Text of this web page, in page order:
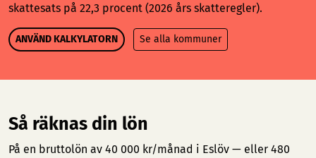
skattesats på 22,3 procent (2026 års skatteregler).
ANVÄND KALKYLATORN Se alla kommuner
Så räknas din lön
På en bruttolön av 40 000 kr/månad i Eslöv — eller 480